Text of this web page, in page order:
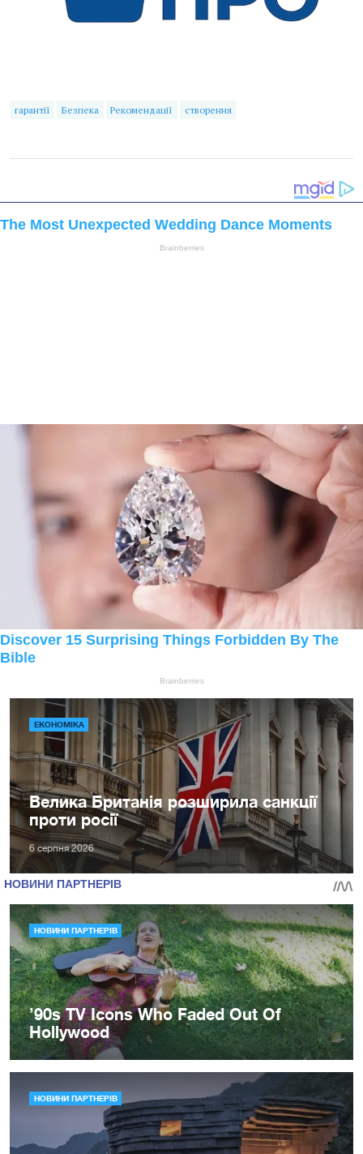
гарантії Безпека Рекомендації створення
ЕКОНОМІКА
Велика Британія розширила санкції
проти росії
6 серпня 2026